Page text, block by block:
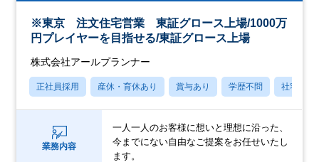
※東京 注文住宅営業 東証グロース上場/1000万
円プレイヤーを目指せる/東証グロース上場
株式会社アールプランナー
正社員採用 産休・育休あり 賞与あり 学歴不問 社宅・住
業務内容
一人一人のお客様に想いと理想に沿った、
今までにない自由なご提案をお任せいたし
ます。